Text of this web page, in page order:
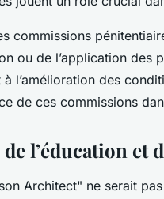
commissions
ou de l’application des
à l’amélioration des
de ces commissions
l’éducation et
Architect" ne serait